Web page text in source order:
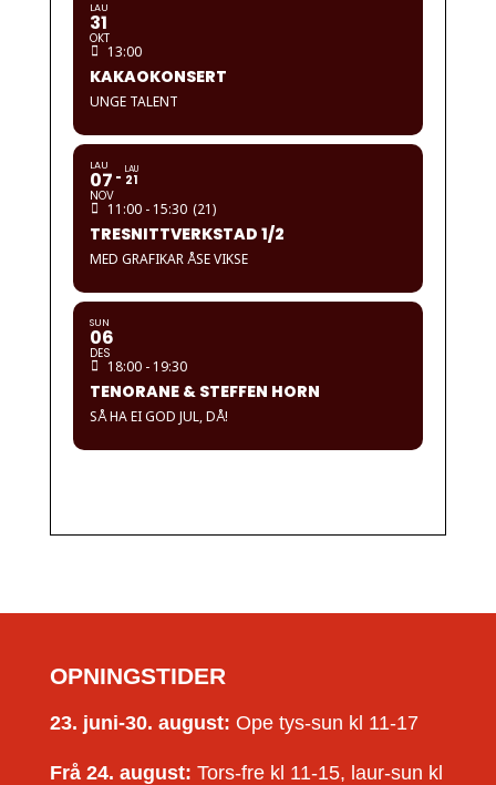
LAU
31
OKT
13:00
KAKAOKONSERT
UNGE TALENT
LAU
07
NOV
LAU
21
11:00 - 15:30 (21)
TRESNITTVERKSTAD 1/2
MED GRAFIKAR ÅSE VIKSE
SUN
06
DES
18:00 - 19:30
TENORANE & STEFFEN HORN
SÅ HA EI GOD JUL, DÅ!
OPNINGSTIDER
23. juni-30. august: Ope tys-sun kl 11-17
Frå 24. august: Tors-fre kl 11-15, laur-sun kl